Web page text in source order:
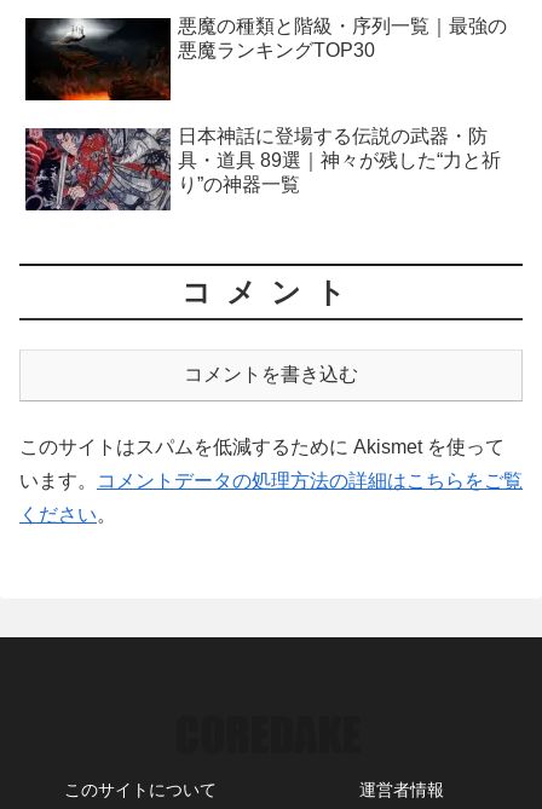
悪魔の種類と階級・序列一覧｜最強の
悪魔ランキングTOP30
日本神話に登場する伝説の武器・防
具・道具 89選｜神々が残した“力と祈
り”の神器一覧
コメント
コメントを書き込む
このサイトはスパムを低減するために Akismet を使って
います。
コメントデータの処理方法の詳細はこちらをご覧
ください。
このサイトについて 運営者情報